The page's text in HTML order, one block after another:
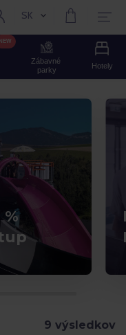
Aktuální jazyk:
SK
NEW
Zábavné
parky
Hotely